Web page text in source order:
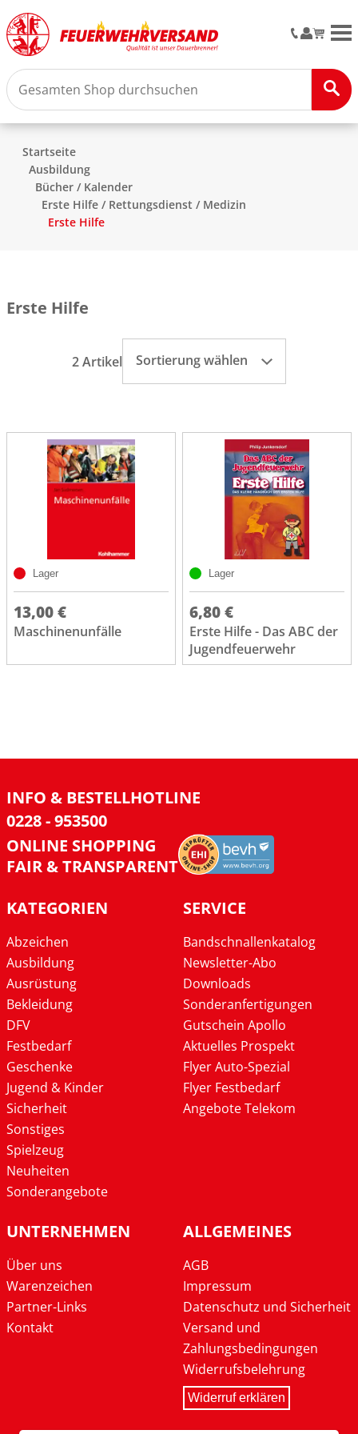
Startseite
Ausbildung
Bücher / Kalender
Erste Hilfe / Rettungsdienst / Medizin
Erste Hilfe
Erste Hilfe
2 Artikel Sortierung wählen
Lager
13,00 €
Maschinenunfälle
Lager
6,80 €
Erste Hilfe - Das ABC der
Jugendfeuerwehr
INFO & BESTELLHOTLINE
0228 - 953500
ONLINE SHOPPING
FAIR & TRANSPARENT
KATEGORIEN
Abzeichen
Ausbildung
Ausrüstung
Bekleidung
DFV
Festbedarf
Geschenke
Jugend & Kinder
Sicherheit
Sonstiges
Spielzeug
Neuheiten
Sonderangebote
SERVICE
Bandschnallenkatalog
Newsletter-Abo
Downloads
Sonderanfertigungen
Gutschein Apollo
Aktuelles Prospekt
Flyer Auto-Spezial
Flyer Festbedarf
Angebote Telekom
UNTERNEHMEN
Über uns
Warenzeichen
Partner-Links
Kontakt
ALLGEMEINES
AGB
Impressum
Datenschutz und Sicherheit
Versand und
Zahlungsbedingungen
Widerrufsbelehrung
Widerruf erklären